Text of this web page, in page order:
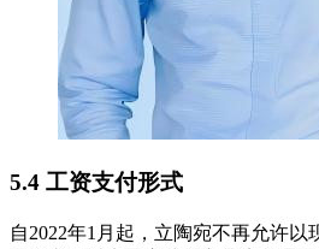
5.4 工资支付形式
自2022年1月起，立陶宛不再允许